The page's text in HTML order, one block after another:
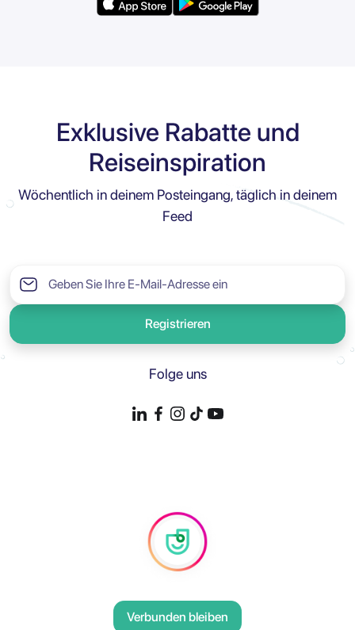
Exklusive Rabatte und
Reiseinspiration
Wöchentlich in deinem Posteingang, täglich in deinem
Feed
Registrieren
Folge uns
Verbunden bleiben